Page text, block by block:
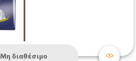
Μη διαθέσιμο